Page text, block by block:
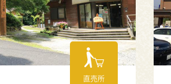
直売所